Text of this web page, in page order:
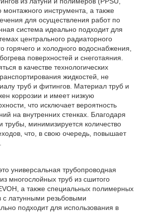
монтажного инструмента, а также
для осуществления работ по
система идеально подходит для
центрального радиаторного
горячего и холодного водоснабжения,
поверхностей и снеготаяния.
в качестве технологических
жидкостей, не
труб и фитингов. Материал труб и
коррозии и имеет низкую
что исключает вероятность
на внутренних стенках. Благодаря
трубы, минимизируется количество
что, в свою очередь, повышает
универсальная трубопроводная
многослойных труб из сшитого
а также специальных полимерных
с латунными резьбовыми
подходит для использования в